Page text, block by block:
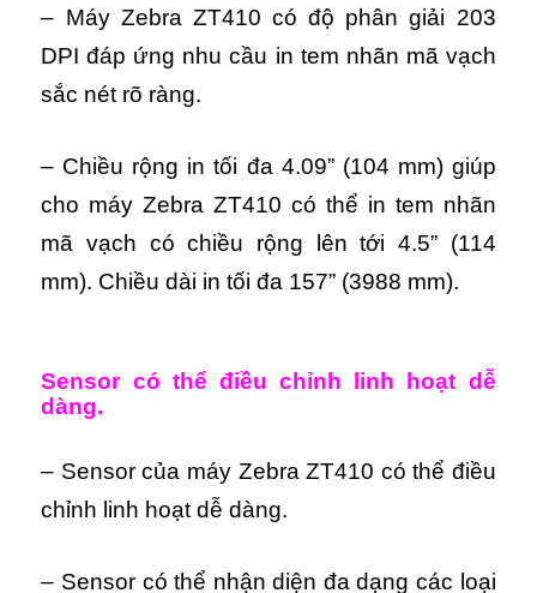
– Máy Zebra ZT410 có độ phân giải 203
DPI đáp ứng nhu cầu in tem nhãn mã vạch
sắc nét rõ ràng.
– Chiều rộng in tối đa 4.09” (104 mm) giúp
cho máy Zebra ZT410 có thể in tem nhãn
mã vạch có chiều rộng lên tới 4.5” (114
mm). Chiều dài in tối đa 157” (3988 mm).
Sensor có thể điều chỉnh linh hoạt dễ
dàng.
– Sensor của máy Zebra ZT410 có thể điều
chỉnh linh hoạt dễ dàng.
– Sensor có thể nhận diện đa dạng các loại